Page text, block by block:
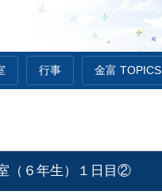
行事 金富 TOPICS
（６年生）１日目②